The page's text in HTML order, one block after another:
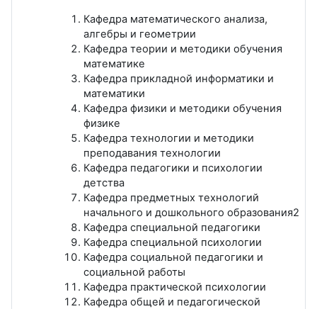
Кафедра математического анализа,
алгебры и геометрии
Кафедра теории и методики обучения
математике
Кафедра прикладной информатики и
математики
Кафедра физики и методики обучения
физике
Кафедра технологии и методики
преподавания технологии
Кафедра педагогики и психологии
детства
Кафедра предметных технологий
начального и дошкольного образования2
Кафедра специальной педагогики
Кафедра специальной психологии
Кафедра социальной педагогики и
социальной работы
Кафедра практической психологии
Кафедра общей и педагогической